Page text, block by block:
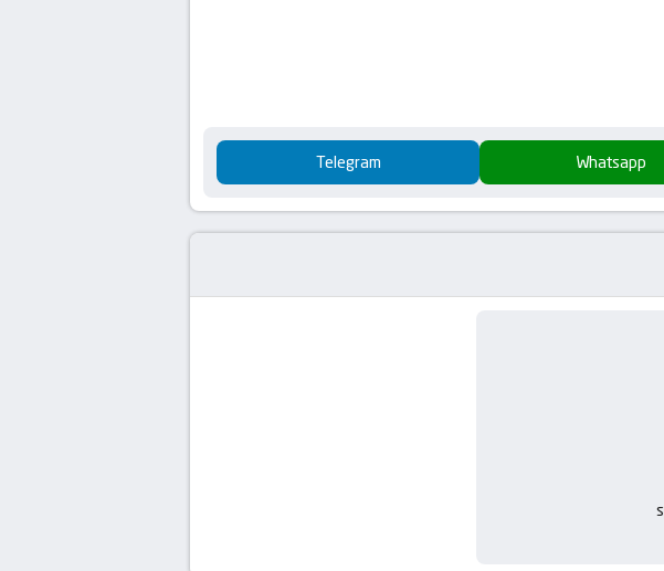
Whatsapp
Telegram